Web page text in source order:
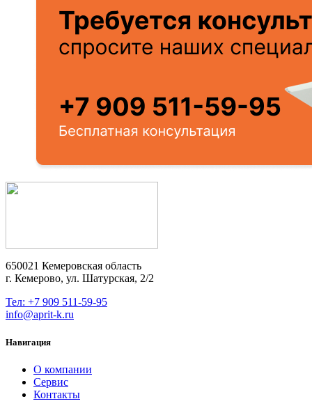
650021 Кемеровская область
г. Кемерово, ул. Шатурская, 2/2
Тел: +7 909 511-59-95
info@aprit-k.ru
Навигация
О компании
Сервис
Контакты